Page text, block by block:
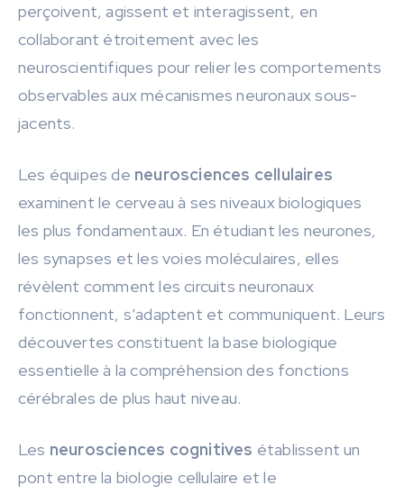
perçoivent, agissent et interagissent, en
collaborant étroitement avec les
neuroscientifiques pour relier les comportements
observables aux mécanismes neuronaux sous-
jacents.
Les équipes de neurosciences cellulaires
examinent le cerveau à ses niveaux biologiques
les plus fondamentaux. En étudiant les neurones,
les synapses et les voies moléculaires, elles
révèlent comment les circuits neuronaux
fonctionnent, s’adaptent et communiquent. Leurs
découvertes constituent la base biologique
essentielle à la compréhension des fonctions
cérébrales de plus haut niveau.
Les neurosciences cognitives établissent un
pont entre la biologie cellulaire et le